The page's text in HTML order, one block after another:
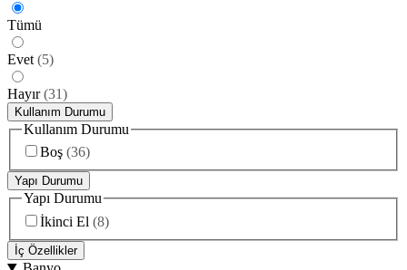
Tümü
Evet (5)
Hayır (31)
Kullanım Durumu
Kullanım Durumu
Boş (36)
Yapı Durumu
Yapı Durumu
İkinci El (8)
İç Özellikler